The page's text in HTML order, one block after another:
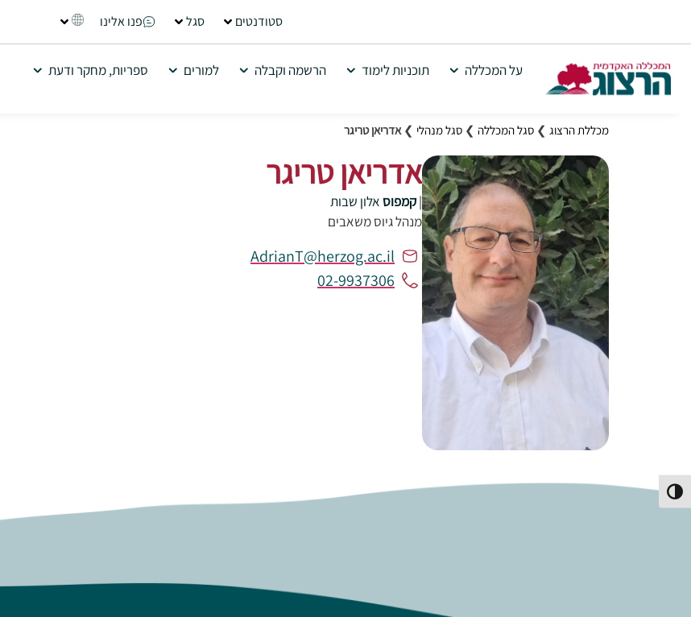
הפעל/כבה ניגודיות גבוהה
סטודנטים סגל פנו אלינו
על המכללה תוכניות לימוד הרשמה וקבלה למורים ספריות, מחקר ודעת
מכללת הרצוג ❯ סגל המכללה ❯ סגל מנהלי ❯אדריאן טריגר
אדריאן טריגר
|קמפוסאלון שבות
מנהל גיוס משאבים
AdrianT@herzog.ac.il
02-9937306